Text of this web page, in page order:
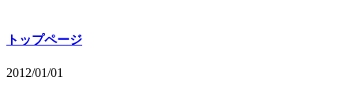
トップページ
2012/01/01